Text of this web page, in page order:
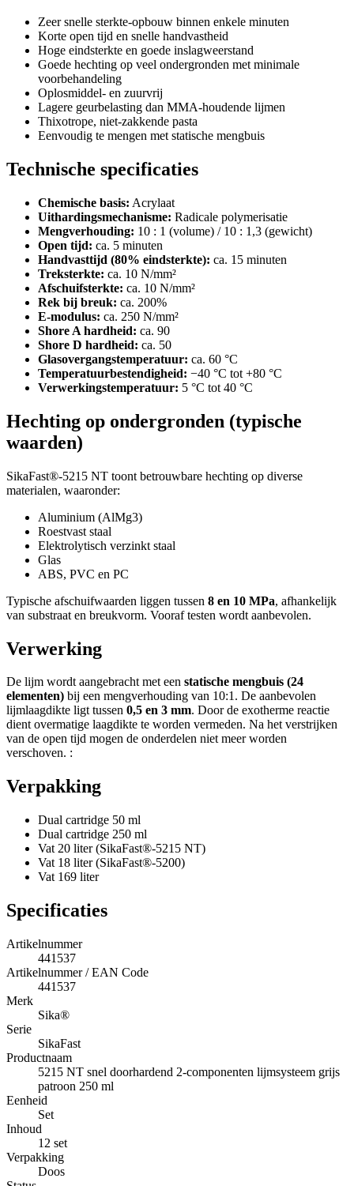
Zeer snelle sterkte-opbouw binnen enkele minuten
Korte open tijd en snelle handvastheid
Hoge eindsterkte en goede inslagweerstand
Goede hechting op veel ondergronden met minimale
voorbehandeling
Oplosmiddel- en zuurvrij
Lagere geurbelasting dan MMA-houdende lijmen
Thixotrope, niet-zakkende pasta
Eenvoudig te mengen met statische mengbuis
Technische specificaties
Chemische basis: Acrylaat
Uithardingsmechanisme: Radicale polymerisatie
Mengverhouding: 10 : 1 (volume) / 10 : 1,3 (gewicht)
Open tijd: ca. 5 minuten
Handvasttijd (80% eindsterkte): ca. 15 minuten
Treksterkte: ca. 10 N/mm²
Afschuifsterkte: ca. 10 N/mm²
Rek bij breuk: ca. 200%
E-modulus: ca. 250 N/mm²
Shore A hardheid: ca. 90
Shore D hardheid: ca. 50
Glasovergangstemperatuur: ca. 60 °C
Temperatuurbestendigheid: −40 °C tot +80 °C
Verwerkingstemperatuur: 5 °C tot 40 °C
Hechting op ondergronden (typische
waarden)
SikaFast®-5215 NT toont betrouwbare hechting op diverse
materialen, waaronder:
Aluminium (AlMg3)
Roestvast staal
Elektrolytisch verzinkt staal
Glas
ABS, PVC en PC
Typische afschuifwaarden liggen tussen 8 en 10 MPa, afhankelijk
van substraat en breukvorm. Vooraf testen wordt aanbevolen.
Verwerking
De lijm wordt aangebracht met een statische mengbuis (24
elementen) bij een mengverhouding van 10:1. De aanbevolen
lijmlaagdikte ligt tussen 0,5 en 3 mm. Door de exotherme reactie
dient overmatige laagdikte te worden vermeden. Na het verstrijken
van de open tijd mogen de onderdelen niet meer worden
verschoven. :
Verpakking
Dual cartridge 50 ml
Dual cartridge 250 ml
Vat 20 liter (SikaFast®-5215 NT)
Vat 18 liter (SikaFast®-5200)
Vat 169 liter
Specificaties
Artikelnummer
441537
Artikelnummer / EAN Code
441537
Merk
Sika®
Serie
SikaFast
Productnaam
5215 NT snel doorhardend 2-componenten lijmsysteem grijs
patroon 250 ml
Eenheid
Set
Inhoud
12 set
Verpakking
Doos